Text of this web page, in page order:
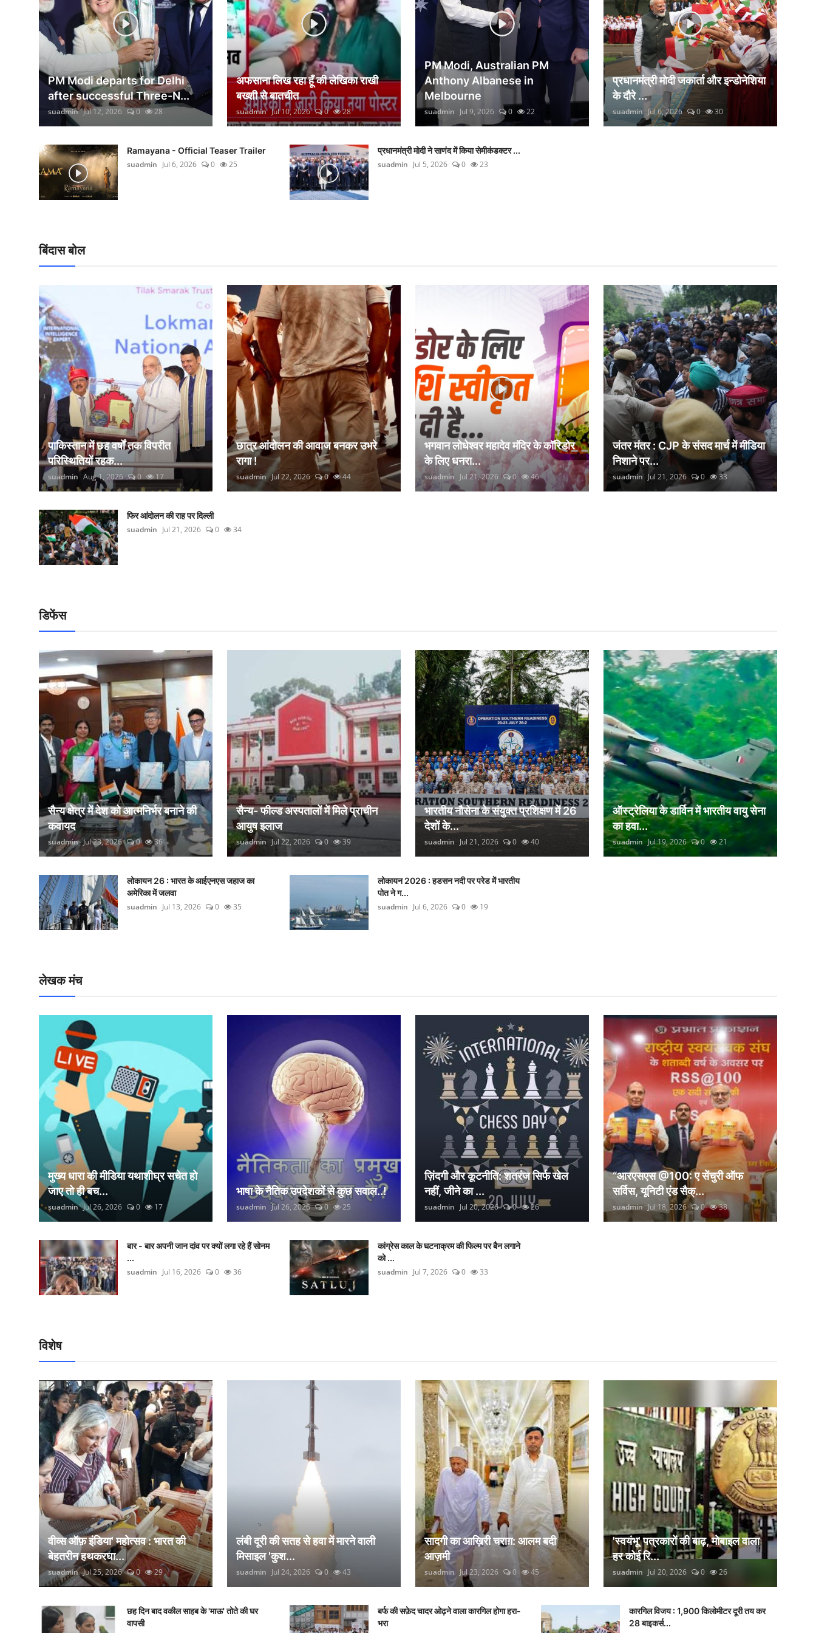
वीकेंड लाइफ
अंतर्राष्ट्रीय
सांस्कृतिक
विज्ञान - तकनीक
ग्राम - पंचायत
PM Modi departs for Delhi
after successful Three-N...
suadmin Jul 12, 2026 0 28
अफसाना लिख रहा हूँ की लेखिका राखी
बख्शी से बातचीत
suadmin Jul 10, 2026 0 28
PM Modi, Australian PM
Anthony Albanese in
Melbourne
suadmin Jul 9, 2026 0 22
प्रधानमंत्री मोदी जकार्ता और इन्डोनेशिया
के दौरे ...
suadmin Jul 6, 2026 0 30
Ramayana - Official Teaser Trailer
suadmin Jul 6, 2026 0 25
प्रधानमंत्री मोदी ने साणंद में किया सेमीकंडक्टर ...
suadmin Jul 5, 2026 0 23
बिंदास बोल
पाकिस्तान में छह वर्षों तक विपरीत
परिस्थितियों रहक...
suadmin Aug 1, 2026 0 17
छात्र आंदोलन की आवाज बनकर उभरे
रागा !
suadmin Jul 22, 2026 0 44
भगवान लोधेश्वर महादेव मंदिर के कॉरिडोर
के लिए धनरा...
suadmin Jul 21, 2026 0 46
जंतर मंतर : CJP के संसद मार्च में मीडिया
निशाने पर...
suadmin Jul 21, 2026 0 33
फिर आंदोलन की राह पर दिल्ली
suadmin Jul 21, 2026 0 34
डिफेंस
सैन्य क्षेत्र में देश को आत्मनिर्भर बनाने की
कवायद
suadmin Jul 23, 2026 0 36
सैन्य- फील्ड अस्पतालों में मिले प्राचीन
आयुष इलाज
suadmin Jul 22, 2026 0 39
भारतीय नौसेना के संयुक्त प्रशिक्षण में 26
देशों के...
suadmin Jul 21, 2026 0 40
ऑस्ट्रेलिया के डार्विन में भारतीय वायु सेना
का हवा...
suadmin Jul 19, 2026 0 21
लोकायन 26 : भारत के आईएनएस जहाज का
अमेरिका में जलवा
suadmin Jul 13, 2026 0 35
लोकायन 2026 : हडसन नदी पर परेड में भारतीय
पोत ने ग...
suadmin Jul 6, 2026 0 19
लेखक मंच
मुख्य धारा की मीडिया यथाशीघ्र सचेत हो
जाए तो ही बच...
suadmin Jul 26, 2026 0 17
भाषा के नैतिक उपदेशकों से कुछ सवाल..!
suadmin Jul 26, 2026 0 25
ज़िंदगी और कूटनीति: शतरंज सिर्फ खेल
नहीं, जीने का ...
suadmin Jul 20, 2026 0 26
“आरएसएस @100: ए सेंचुरी ऑफ
सर्विस, यूनिटी एंड सैक्...
suadmin Jul 18, 2026 0 38
बार - बार अपनी जान दांव पर क्यों लगा रहे हैं सोनम
...
suadmin Jul 16, 2026 0 36
कांग्रेस काल के घटनाक्रम की फिल्म पर बैन लगाने
को ...
suadmin Jul 7, 2026 0 33
विशेष
वीव्स ऑफ़ इंडिया' महोत्सव : भारत की
बेहतरीन हथकरघा...
suadmin Jul 25, 2026 0 29
लंबी दूरी की सतह से हवा में मारने वाली
मिसाइल 'कुश...
suadmin Jul 24, 2026 0 43
सादगी का आख़िरी चराग़: आलम बदी
आज़मी
suadmin Jul 23, 2026 0 45
'स्वयंभू' पत्रकारों की बाढ़, मोबाइल वाला
हर कोई रि...
suadmin Jul 20, 2026 0 26
छह दिन बाद वकील साहब के 'माऊ' तोते की घर
वापसी
बर्फ की सफ़ेद चादर ओढ़ने वाला कारगिल होगा हरा-
भरा
कारगिल विजय : 1,900 किलोमीटर दूरी तय कर
28 बाइकर्स...